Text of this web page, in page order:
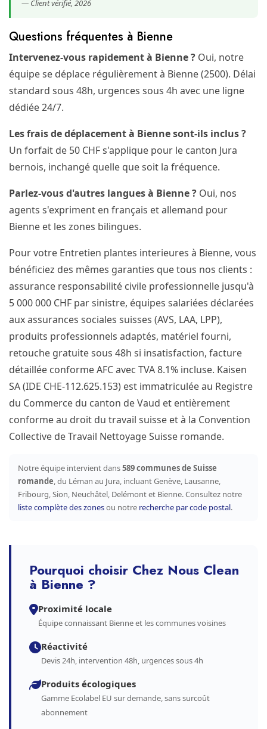
— Client vérifié, 2026
Questions fréquentes à Bienne
Intervenez-vous rapidement à Bienne ? Oui, notre
équipe se déplace régulièrement à Bienne (2500). Délai
standard sous 48h, urgences sous 4h avec une ligne
dédiée 24/7.
Les frais de déplacement à Bienne sont-ils inclus ?
Un forfait de 50 CHF s'applique pour le canton Jura
bernois, inchangé quelle que soit la fréquence.
Parlez-vous d'autres langues à Bienne ? Oui, nos
agents s'expriment en français et allemand pour
Bienne et les zones bilingues.
Pour votre Entretien plantes interieures à Bienne, vous
bénéficiez des mêmes garanties que tous nos clients :
assurance responsabilité civile professionnelle jusqu'à
5 000 000 CHF par sinistre, équipes salariées déclarées
aux assurances sociales suisses (AVS, LAA, LPP),
produits professionnels adaptés, matériel fourni,
retouche gratuite sous 48h si insatisfaction, facture
détaillée conforme AFC avec TVA 8.1% incluse. Kaisen
SA (IDE CHE-112.625.153) est immatriculée au Registre
du Commerce du canton de Vaud et entièrement
conforme au droit du travail suisse et à la Convention
Collective de Travail Nettoyage Suisse romande.
Notre équipe intervient dans589 communes de Suisse
romande, du Léman au Jura, incluant Genève, Lausanne,
Fribourg, Sion, Neuchâtel, Delémont et Bienne. Consultez notre
liste complète des zonesou notre recherche par code postal.
Pourquoi choisir Chez Nous Clean
à Bienne ?
Proximité locale
Équipe connaissant Bienne et les communes voisines
Réactivité
Devis 24h, intervention 48h, urgences sous 4h
Produits écologiques
Gamme Ecolabel EU sur demande, sans surcoût
abonnement